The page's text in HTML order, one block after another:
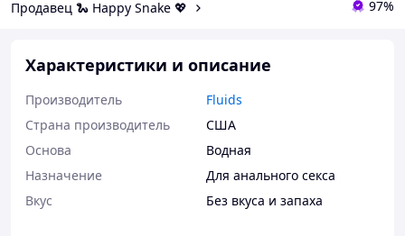
Продавец 🐍 Happy Snake 💖 97%
Характеристики и описание
Производитель
Fluids
Страна производитель
США
Основа
Водная
Назначение
Для анального секса
Вкус
Без вкуса и запаха